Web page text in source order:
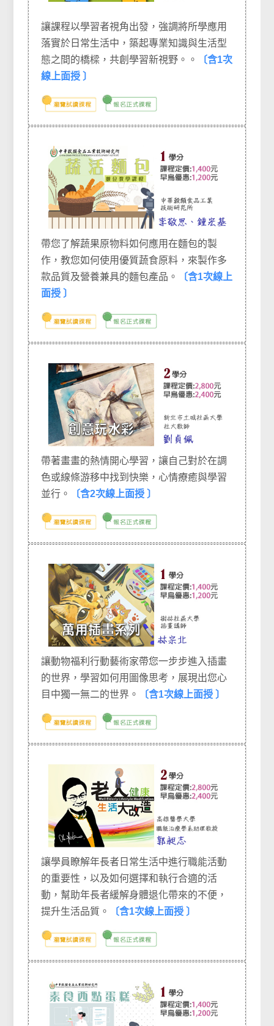
讓課程以學習者視角出發，強調將所學應用
落實於日常生活中，築起專業知識與生活型
態之間的橋樑，共創學習新視野。 。
〔含1次
線上面授 〕
帶您了解蔬果原物料如何應用在麵包的製
作，教您如何使用優質蔬食原料，來製作多
款品質及營養兼具的麵包產品。
〔含1次線上
面授 〕
帶著畫畫的熱情開心學習，讓自己對於在調
色或線條游移中找到快樂，心情療癒與學習
並行。
〔含2次線上面授 〕
讓動物福利行動藝術家帶您一步步進入插畫
的世界，學習如何用圖像思考，展現出您心
目中獨一無二的世界。
〔含1次線上面授 〕
讓學員瞭解年長者日常生活中進行職能活動
的重要性，以及如何選擇和執行合適的活
動，幫助年長者緩解身體退化帶來的不便，
提升生活品質。
〔含1次線上面授 〕